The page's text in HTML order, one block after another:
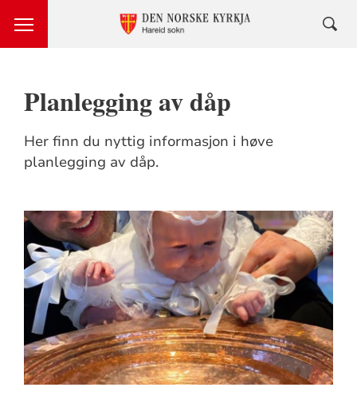
Planlegging av dåp
Her finn du nyttig informasjon i høve
planlegging av dåp.